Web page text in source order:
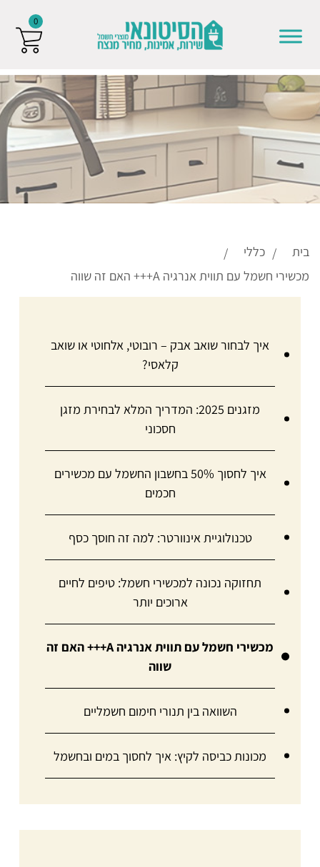
Skip to content
בית
כללי
מכשירי חשמל עם תווית אנרגיה A+++ האם זה שווה
איך לבחור שואב אבק – רובוטי, אלחוטי או שואב
קלאסי?
מזגנים 2025: המדריך המלא לבחירת מזגן
חסכוני
איך לחסוך 50% בחשבון החשמל עם מכשירים
חכמים
טכנולוגיית אינוורטר: למה זה חוסך כסף
תחזוקה נכונה למכשירי חשמל: טיפים לחיים
ארוכים יותר
מכשירי חשמל עם תווית אנרגיה A+++ האם זה
שווה
השוואה בין תנורי חימום חשמליים
מכונות כביסה לקיץ: איך לחסוך במים ובחשמל
0